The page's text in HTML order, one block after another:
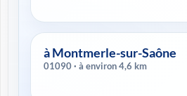
à Montmerle-sur-Saône
01090 · à environ 4,6 km